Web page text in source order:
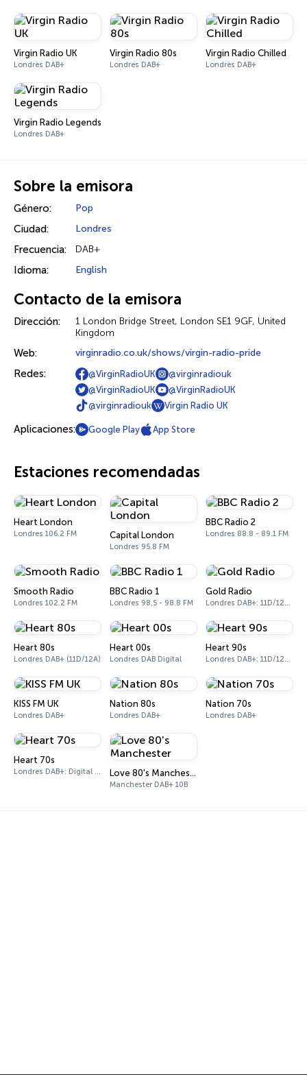
Virgin Radio UK
Londres DAB+
Virgin Radio 80s
Londres DAB+
Virgin Radio Chilled
Londres DAB+
Virgin Radio Legends
Londres DAB+
Sobre la emisora
Género: Pop
Ciudad: Londres
Frecuencia: DAB+
Idioma: English
Contacto de la emisora
Dirección:
1 London Bridge Street, London SE1 9GF, United
Kingdom
Web: virginradio.co.uk/shows/virgin-radio-pride
Redes: @VirginRadioUK
@virginradiouk
@VirginRadioUK
@VirginRadioUK
@virginradiouk
Virgin Radio UK
Aplicaciones: Google Play App Store
Estaciones recomendadas
Heart London
Londres 106.2 FM Capital London
Londres 95.8 FM
BBC Radio 2
Londres 88.8 - 89.1 FM
Smooth Radio
Londres 102.2 FM
BBC Radio 1
Londres 98.5 - 98.8 FM
Gold Radio
Londres DAB+: 11D/12A (UK)
Heart 80s
Londres DAB+ (11D/12A)
Heart 00s
Londres DAB Digital
Heart 90s
Londres DAB+: 11D/12A (Digital One)
KISS FM UK
Londres DAB+
Nation 80s
Londres DAB+
Nation 70s
Londres DAB+
Heart 70s
Londres DAB+: Digital One Love 80's Manchester
Manchester DAB+ 10B